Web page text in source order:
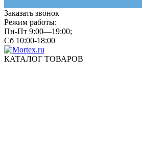
Заказать звонок
Режим работы:
Пн-Пт 9:00—19:00;
Сб 10:00-18:00
КАТАЛОГ ТОВАРОВ